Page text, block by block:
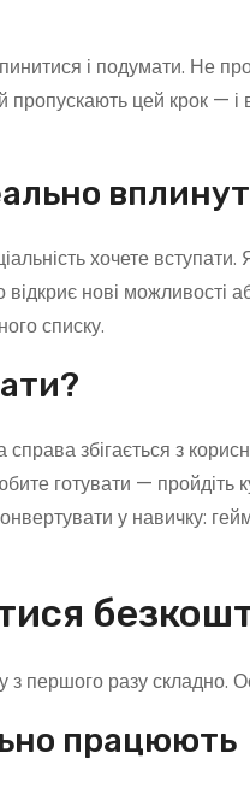
і подумати. Не про
цей крок —
хочете
нові можливості
списку.
збігається з
готувати — пройдіть
у навичку:
першого разу складно.
працюють